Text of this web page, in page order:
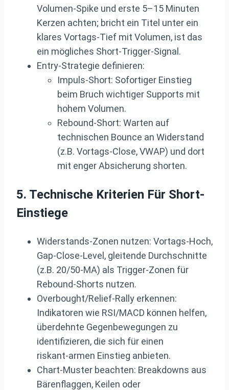
Volumen‑Spike und erste 5–15 Minuten
Kerzen achten; bricht ein Titel unter ein
klares Vortags‑Tief mit Volumen, ist das
ein mögliches Short‑Trigger‑Signal.
Entry‑Strategie definieren:
Impuls‑Short: Sofortiger Einstieg
beim Bruch wichtiger Supports mit
hohem Volumen.
Rebound‑Short: Warten auf
technischen Bounce an Widerstand
(z.B. Vortags‑Close, VWAP) und dort
mit enger Absicherung shorten.
5. Technische Kriterien Für Short-
Einstiege
Widerstands‑Zonen nutzen: Vortags‑Hoch,
Gap‑Close‑Level, gleitende Durchschnitte
(z.B. 20/50‑MA) als Trigger‑Zonen für
Rebound‑Shorts nutzen.
Overbought/Relief‑Rally erkennen:
Indikatoren wie RSI/MACD können helfen,
überdehnte Gegenbewegungen zu
identifizieren, die sich für einen
riskant‑armen Einstieg anbieten.
Chart‑Muster beachten: Breakdowns aus
Bärenflaggen, Keilen oder